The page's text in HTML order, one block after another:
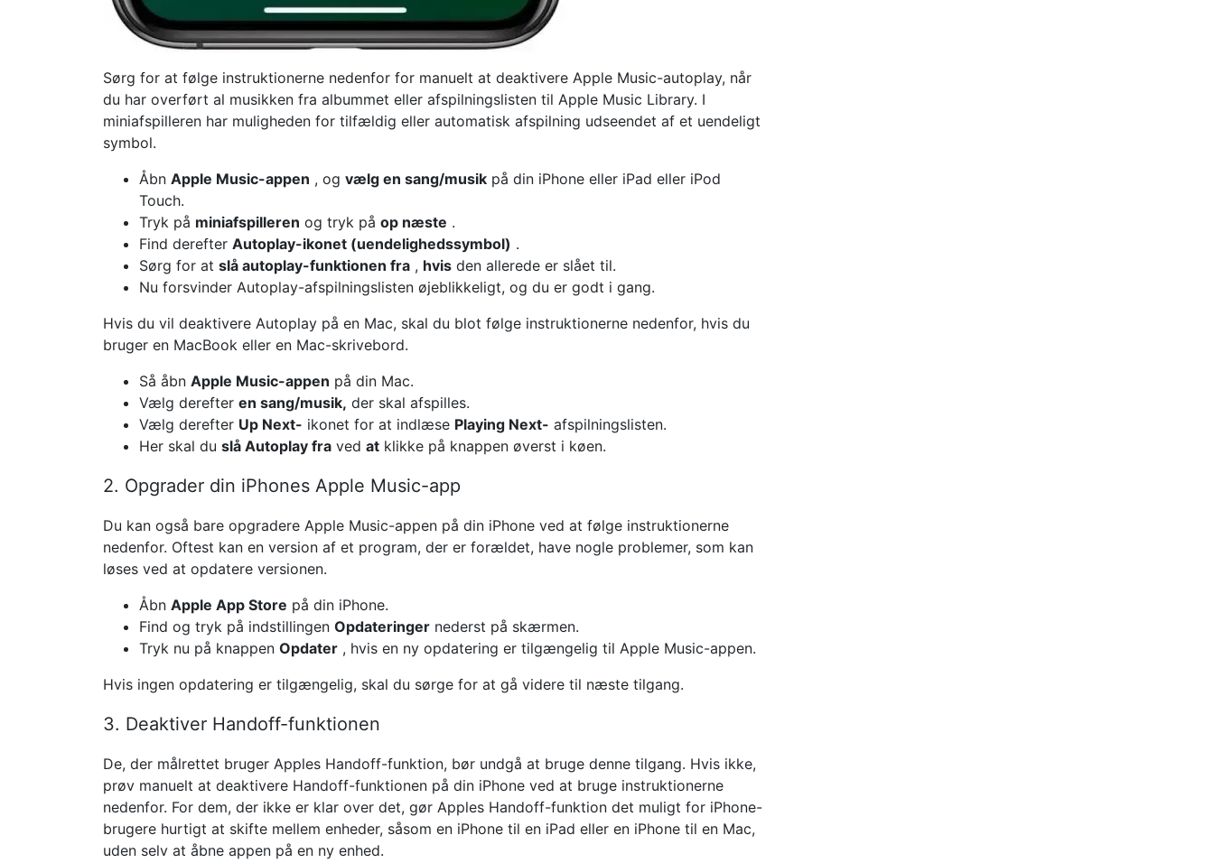
Sørg for at følge instruktionerne nedenfor for manuelt at deaktivere Apple Music-autoplay, når
du har overført al musikken fra albummet eller afspilningslisten til Apple Music Library. I
miniafspilleren har muligheden for tilfældig eller automatisk afspilning udseendet af et uendeligt
symbol.
Åbn Apple Music-appen , og vælg en sang/musik på din iPhone eller iPad eller iPod
Touch.
Tryk på miniafspilleren og tryk på op næste .
Find derefter Autoplay-ikonet (uendelighedssymbol) .
Sørg for at slå autoplay-funktionen fra , hvis den allerede er slået til.
Nu forsvinder Autoplay-afspilningslisten øjeblikkeligt, og du er godt i gang.
Hvis du vil deaktivere Autoplay på en Mac, skal du blot følge instruktionerne nedenfor, hvis du
bruger en MacBook eller en Mac-skrivebord.
Så åbn Apple Music-appen på din Mac.
Vælg derefter en sang/musik, der skal afspilles.
Vælg derefter Up Next- ikonet for at indlæse Playing Next- afspilningslisten.
Her skal du slå Autoplay fra ved at klikke på knappen øverst i køen.
2. Opgrader din iPhones Apple Music-app
Du kan også bare opgradere Apple Music-appen på din iPhone ved at følge instruktionerne
nedenfor. Oftest kan en version af et program, der er forældet, have nogle problemer, som kan
løses ved at opdatere versionen.
Åbn Apple App Store på din iPhone.
Find og tryk på indstillingen Opdateringer nederst på skærmen.
Tryk nu på knappen Opdater , hvis en ny opdatering er tilgængelig til Apple Music-appen.
Hvis ingen opdatering er tilgængelig, skal du sørge for at gå videre til næste tilgang.
3. Deaktiver Handoff-funktionen
De, der målrettet bruger Apples Handoff-funktion, bør undgå at bruge denne tilgang. Hvis ikke,
prøv manuelt at deaktivere Handoff-funktionen på din iPhone ved at bruge instruktionerne
nedenfor. For dem, der ikke er klar over det, gør Apples Handoff-funktion det muligt for iPhone-
brugere hurtigt at skifte mellem enheder, såsom en iPhone til en iPad eller en iPhone til en Mac,
uden selv at åbne appen på en ny enhed.